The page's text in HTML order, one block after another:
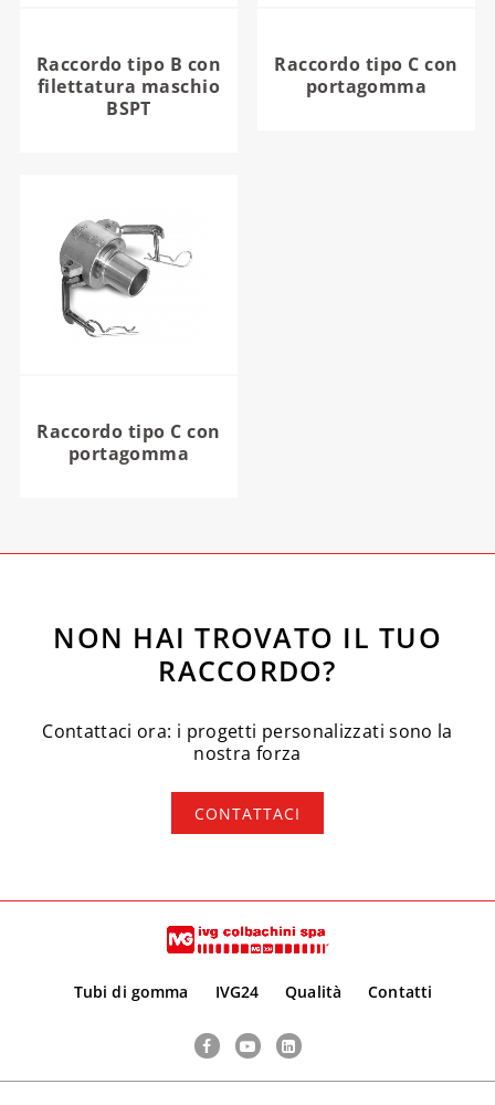
Raccordo tipo B con
filettatura maschio
BSPT
Raccordo tipo C con
portagomma
Raccordo tipo C con
portagomma
NON HAI TROVATO IL TUO
RACCORDO?
Contattaci ora: i progetti personalizzati sono la
nostra forza
CONTATTACI
Tubi di gomma IVG24 Qualità Contatti
FacebookYouTubeLinkedIn